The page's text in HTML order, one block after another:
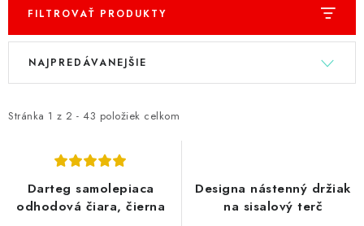
FILTROVAŤ PRODUKTY
V
i
o
Stránka 1 z 2 - 43 položiek celkom
R
e
p
NAJPREDÁVANEJŠIE
Darteg samolepiaca
odhodová čiara, čierna
Designa nástenný držiak
na sisalový terč